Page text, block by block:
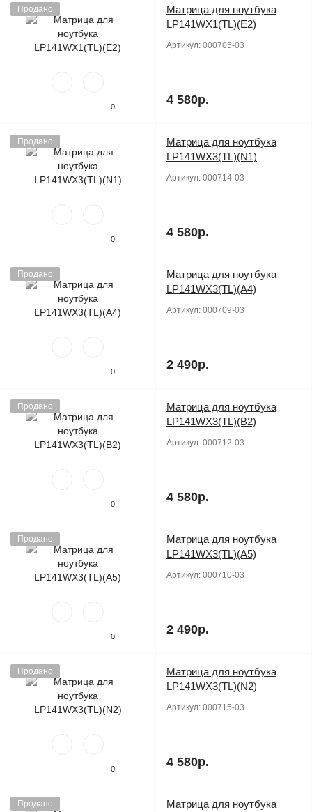
Продано
0
Матрица для ноутбука
LP141WX1(TL)(E2)
Артикул: 000705-03
4 580р.
Продано
0
Матрица для ноутбука
LP141WX3(TL)(N1)
Артикул: 000714-03
4 580р.
Продано
0
Матрица для ноутбука
LP141WX3(TL)(A4)
Артикул: 000709-03
2 490р.
Продано
0
Матрица для ноутбука
LP141WX3(TL)(B2)
Артикул: 000712-03
4 580р.
Продано
0
Матрица для ноутбука
LP141WX3(TL)(A5)
Артикул: 000710-03
2 490р.
Продано
0
Матрица для ноутбука
LP141WX3(TL)(N2)
Артикул: 000715-03
4 580р.
Продано
Матрица для ноутбука